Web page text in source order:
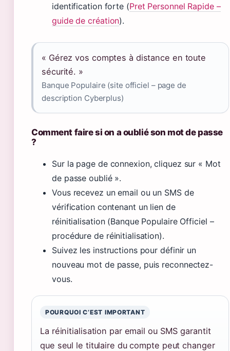
identification forte (Pret Personnel Rapide –
guide de création).
« Gérez vos comptes à distance en toute
sécurité. »
Banque Populaire (site officiel – page de
description Cyberplus)
Comment faire si on a oublié son mot de passe
?
Sur la page de connexion, cliquez sur « Mot
de passe oublié ».
Vous recevez un email ou un SMS de
vérification contenant un lien de
réinitialisation (Banque Populaire Officiel –
procédure de réinitialisation).
Suivez les instructions pour définir un
nouveau mot de passe, puis reconnectez-
vous.
POURQUOI C’EST IMPORTANT
La réinitialisation par email ou SMS garantit
que seul le titulaire du compte peut changer